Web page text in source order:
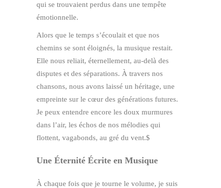
qui se trouvaient perdus dans une tempête
émotionnelle.
Alors que le temps s’écoulait et que nos
chemins se sont éloignés, la musique restait.
Elle nous reliait, éternellement, au-delà des
disputes et des séparations. À travers nos
chansons, nous avons laissé un héritage, une
empreinte sur le cœur des générations futures.
Je peux entendre encore les doux murmures
dans l’air, les échos de nos mélodies qui
flottent, vagabonds, au gré du vent.$
Une Éternité Écrite en Musique
À chaque fois que je tourne le volume, je suis